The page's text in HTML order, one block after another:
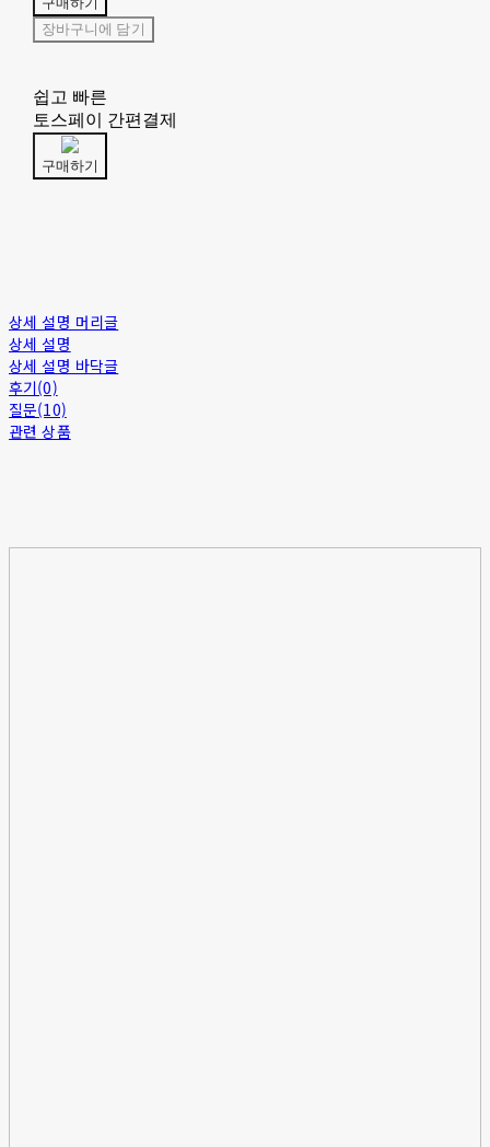
장바구니에 담기
쉽고 빠른
토스페이 간편결제
구매하기
상세 설명 머리글
상세 설명
상세 설명 바닥글
후기(0)
질문(10)
관련 상품